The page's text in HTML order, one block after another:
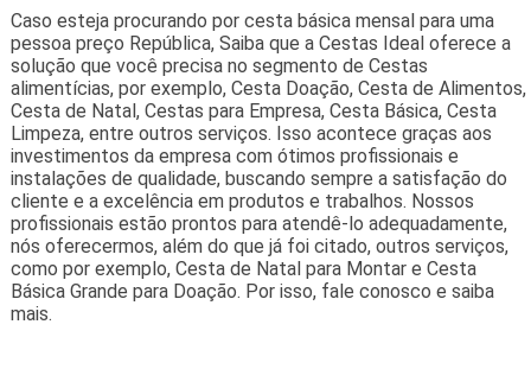
Caso esteja procurando por cesta básica mensal para uma
pessoa preço República, Saiba que a Cestas Ideal oferece a
solução que você precisa no segmento de Cestas
alimentícias, por exemplo, Cesta Doação, Cesta de Alimentos,
Cesta de Natal, Cestas para Empresa, Cesta Básica, Cesta
Limpeza, entre outros serviços. Isso acontece graças aos
investimentos da empresa com ótimos profissionais e
instalações de qualidade, buscando sempre a satisfação do
cliente e a excelência em produtos e trabalhos. Nossos
profissionais estão prontos para atendê-lo adequadamente,
nós oferecermos, além do que já foi citado, outros serviços,
como por exemplo, Cesta de Natal para Montar e Cesta
Básica Grande para Doação. Por isso, fale conosco e saiba
mais.